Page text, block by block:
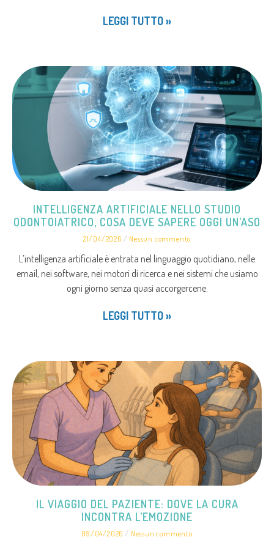
LEGGI TUTTO »
INTELLIGENZA ARTIFICIALE NELLO STUDIO
ODONTOIATRICO, COSA DEVE SAPERE OGGI UN’ASO
21/04/2026 Nessun commento
L’intelligenza artificiale è entrata nel linguaggio quotidiano, nelle
email, nei software, nei motori di ricerca e nei sistemi che usiamo
ogni giorno senza quasi accorgercene.
LEGGI TUTTO »
IL VIAGGIO DEL PAZIENTE: DOVE LA CURA
INCONTRA L’EMOZIONE
09/04/2026 Nessun commento